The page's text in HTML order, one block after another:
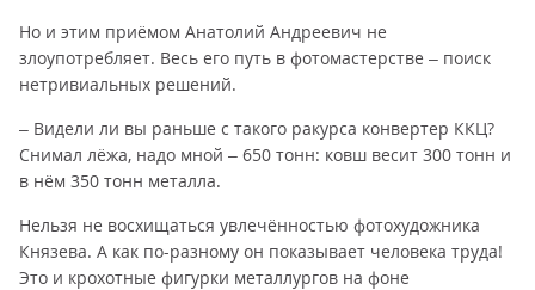
Но и этим приёмом Анатолий Андреевич не
злоупотребляет. Весь его путь в фотомастерстве – поиск
нетривиальных решений.
– Видели ли вы раньше с такого ракурса конвертер ККЦ?
Снимал лёжа, надо мной – 650 тонн: ковш весит 300 тонн и
в нём 350 тонн металла.
Нельзя не восхищаться увлечённостью фотохудожника
Князева. А как по-разному он показывает человека труда!
Это и крохотные фигурки металлургов на фоне